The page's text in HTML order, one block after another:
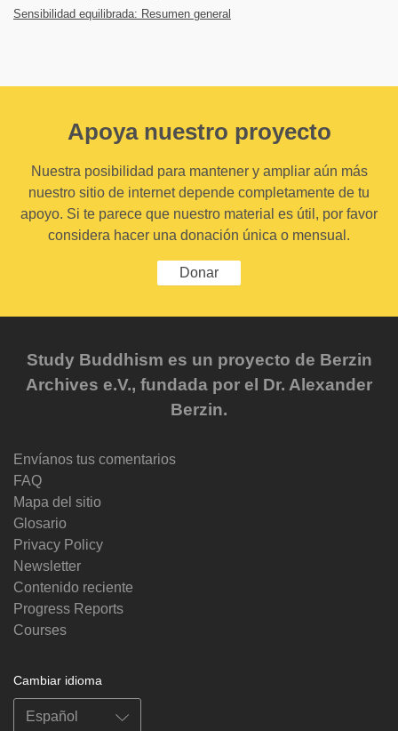
Sensibilidad equilibrada: Resumen general
Apoya nuestro proyecto
Nuestra posibilidad para mantener y ampliar aún más
nuestro sitio de internet depende completamente de tu
apoyo. Si te parece que nuestro material es útil, por favor
considera hacer una donación única o mensual.
Donar
Study Buddhism es un proyecto de Berzin
Archives e.V., fundada por el Dr. Alexander
Berzin.
Envíanos tus comentarios
FAQ
Mapa del sitio
Glosario
Privacy Policy
Newsletter
Contenido reciente
Progress Reports
Courses
Cambiar idioma